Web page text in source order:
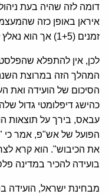
דומה לזה שהיה בעת
איראן באופן כזה
זמנים (1+5) אך הוא נאלץ לוותר.
לכן, אין להתפלא
המהלך הזה במרוצת
כהישג דיפלומטי גדול
עבאס, בירך על תוצאות
הפועל של אש"פ, אמר כי
את הכיבוש". הוא קרא
בועידה להכיר במדינה
מבחינת ישראל, הועידה